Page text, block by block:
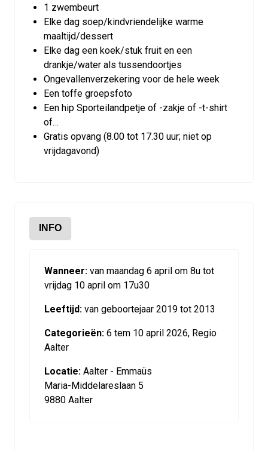
1 zwembeurt
Elke dag soep/kindvriendelijke warme
maaltijd/dessert
Elke dag een koek/stuk fruit en een
drankje/water als tussendoortjes
Ongevallenverzekering voor de hele week
Een toffe groepsfoto
Een hip Sporteilandpetje of -zakje of -t-shirt
of…
Gratis opvang (8.00 tot 17.30 uur; niet op
vrijdagavond)
INFO
Wanneer: van maandag 6 april om 8u tot
vrijdag 10 april om 17u30
Leeftijd: van geboortejaar 2019 tot 2013
Categorieën: 6 tem 10 april 2026, Regio
Aalter
Locatie: Aalter - Emmaüs
Maria-Middelareslaan 5
9880 Aalter